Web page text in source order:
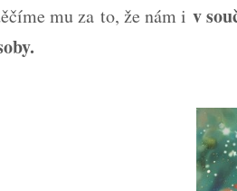
mu za to, že nám i v